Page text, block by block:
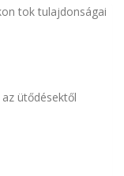
tok tulajdonságai
ütődésektől